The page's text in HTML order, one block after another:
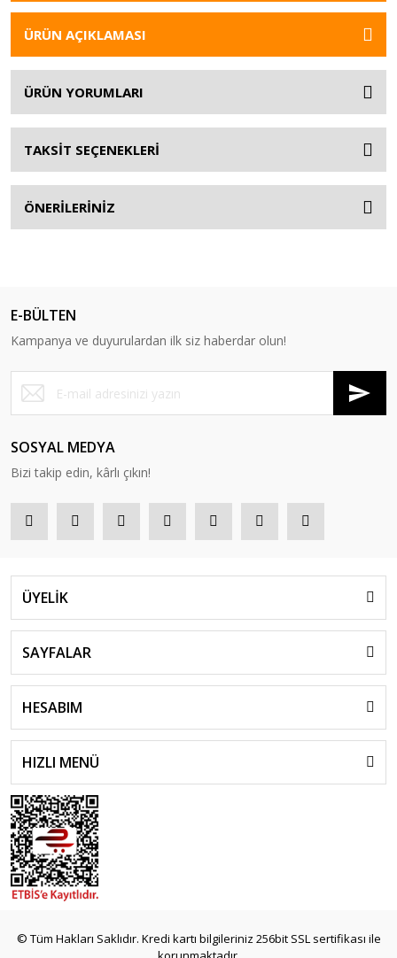
ÜRÜN AÇIKLAMASI
ÜRÜN YORUMLARI
TAKSİT SEÇENEKLERİ
ÖNERİLERİNİZ
E-BÜLTEN
Kampanya ve duyurulardan ilk siz haberdar olun!
SOSYAL MEDYA
Bizi takip edin, kârlı çıkın!
ÜYELİK
SAYFALAR
HESABIM
HIZLI MENÜ
© Tüm Hakları Saklıdır. Kredi kartı bilgileriniz 256bit SSL sertifikası ile